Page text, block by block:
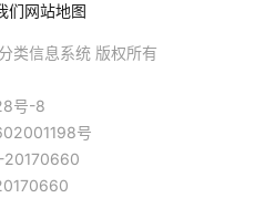
们网站地图
类信息系统 版权所有
号-8
号
20170660